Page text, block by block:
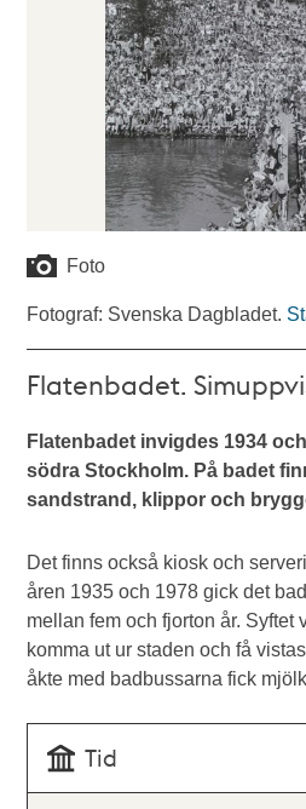
Foto
Fotograf: Svenska Dagbladet.
Flatenbadet.
Flatenbadet invigdes 1934
södra Stockholm. På badet
sandstrand, klippor och
Det finns också kiosk och
åren 1935 och 1978 gick det
mellan fem och fjorton år. Syftet
komma ut ur staden och få
åkte med badbussarna fick
Tid